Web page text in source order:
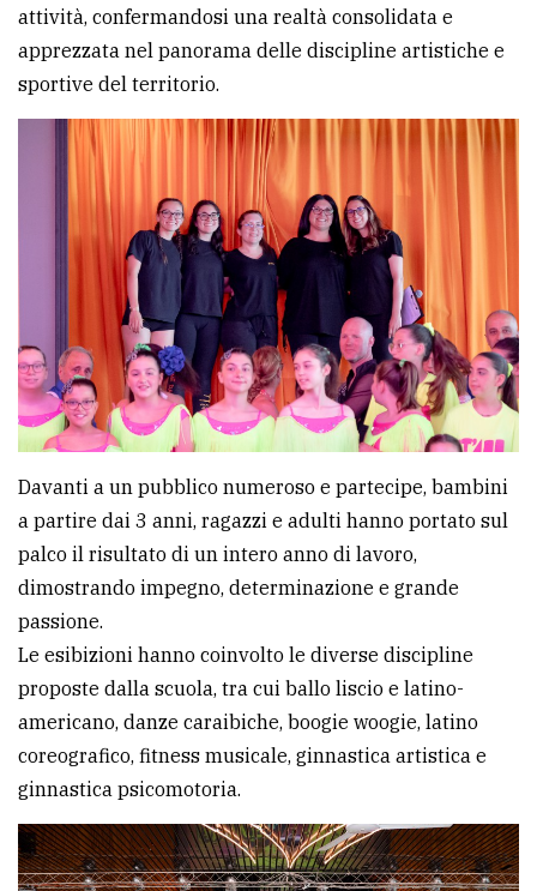
avanzata
ALTRE
TESTATE
PRIVACY
Privacy
policy
Cookie
policy
attività, confermandosi una realtà consolidata e
apprezzata nel panorama delle discipline artistiche e
sportive del territorio.
Davanti a un pubblico numeroso e partecipe, bambini
a partire dai 3 anni, ragazzi e adulti hanno portato sul
palco il risultato di un intero anno di lavoro,
dimostrando impegno, determinazione e grande
passione.
Le esibizioni hanno coinvolto le diverse discipline
proposte dalla scuola, tra cui ballo liscio e latino-
americano, danze caraibiche, boogie woogie, latino
coreografico, fitness musicale, ginnastica artistica e
ginnastica psicomotoria.